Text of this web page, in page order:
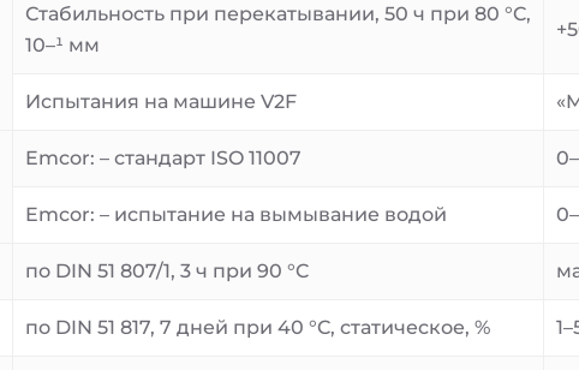
Стабильность при перекатывании, 50 ч при 80 °C,
10–¹ мм
Испытания на машине V2F
Emcor: – стандарт ISO 11007
Emcor: – испытание на вымывание водой
по DIN 51 807/1, 3 ч при 90 °C
по DIN 51 817, 7 дней при 40 °C, статическое, %